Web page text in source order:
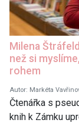
Milena
než si
rohem
Autor: Markéta
Čtenářka s
knih k Zámku